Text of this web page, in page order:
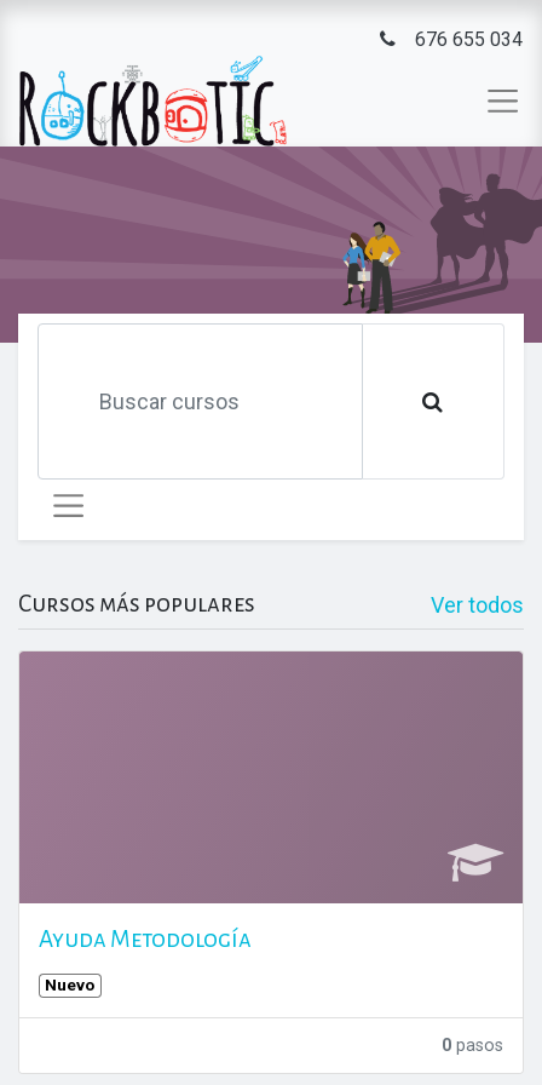
676 655 034
Ver todos
Cursos más populares
Ayuda Metodología
Nuevo
0 pasos